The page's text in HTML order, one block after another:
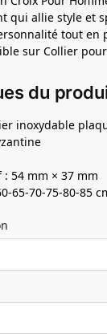
qui allie style et
tout en
sur Collier
du
inoxydable
54 mm × 37 mm
65-70-75-80-85